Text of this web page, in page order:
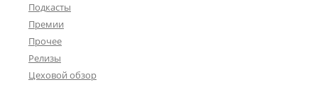
Подкасты
Премии
Прочее
Релизы
Цеховой обзор